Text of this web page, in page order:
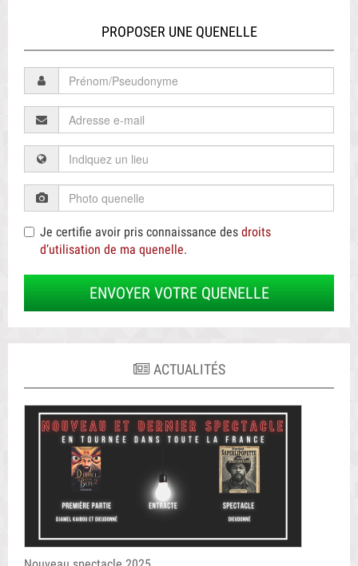
PROPOSER UNE QUENELLE
Je certifie avoir pris connaissance des droits
d’utilisation de ma quenelle.
ENVOYER VOTRE QUENELLE
ACTUALITÉS